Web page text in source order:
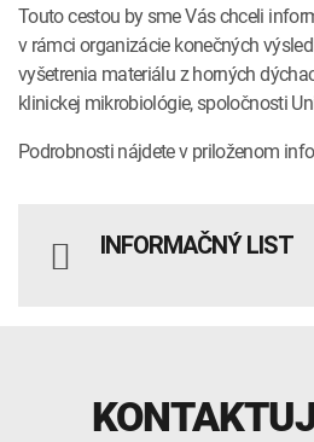
Touto cestou by sme Vás chceli
v rámci organizácie konečných
vyšetrenia materiálu z horných
klinickej mikrobiológie, spoločnosti
Podrobnosti nájdete v priloženom
INFORMAČNÝ LIST